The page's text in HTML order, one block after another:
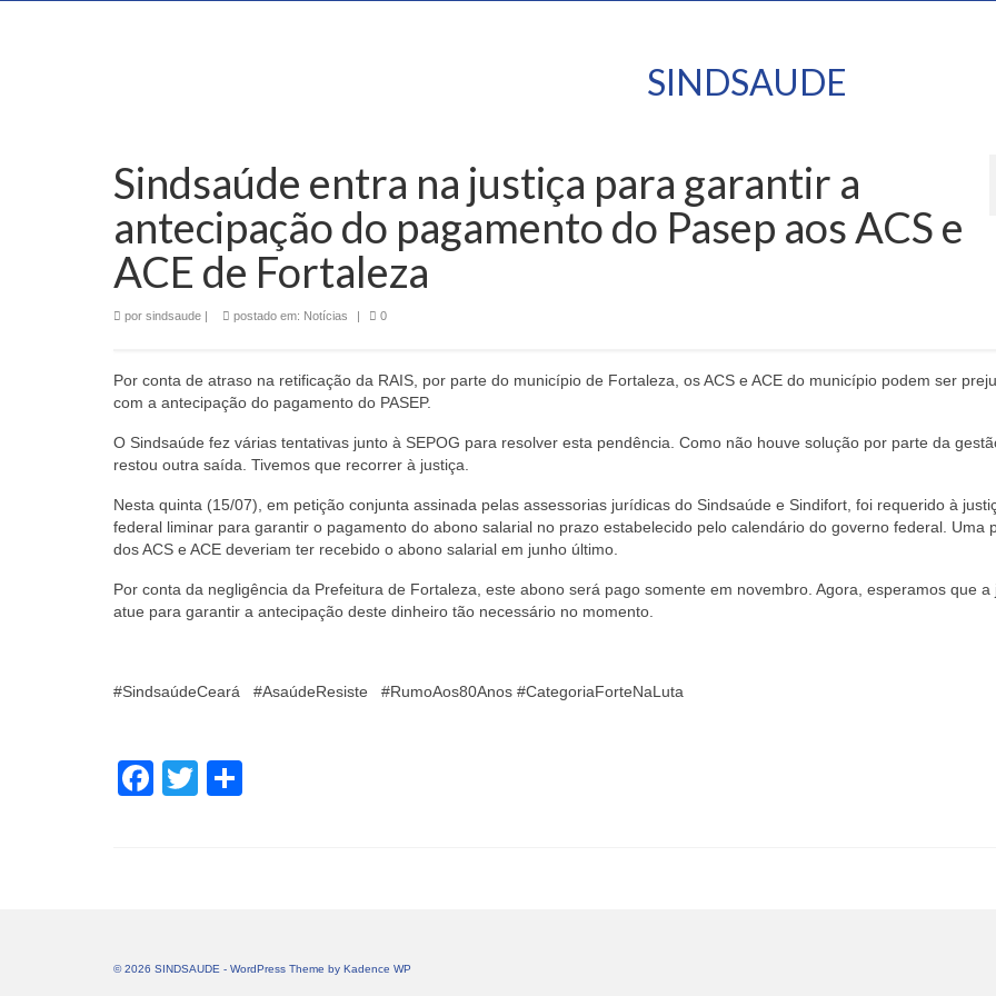
SINDSAUDE
Sindsaúde entra na justiça para garantir a
antecipação do pagamento do Pasep aos ACS e
ACE de Fortaleza
por sindsaude | postado em: Notícias | 0
Por conta de atraso na retificação da RAIS, por parte do município de Fortaleza, os ACS e ACE do município podem ser
com a antecipação do pagamento do PASEP.
O Sindsaúde fez várias tentativas junto à SEPOG para resolver esta pendência. Como não houve solução por parte da
restou outra saída. Tivemos que recorrer à justiça.
Nesta quinta (15/07), em petição conjunta assinada pelas assessorias jurídicas do Sindsaúde e Sindifort, foi requerido à
federal liminar para garantir o pagamento do abono salarial no prazo estabelecido pelo calendário do governo federal. Uma
dos ACS e ACE deveriam ter recebido o abono salarial em junho último.
Por conta da negligência da Prefeitura de Fortaleza, este abono será pago somente em novembro. Agora, esperamos que a
atue para garantir a antecipação deste dinheiro tão necessário no momento.
#SindsaúdeCeará #AsaúdeResiste #RumoAos80Anos #CategoriaForteNaLuta
Facebook
Twitter
© 2026 SINDSAUDE - WordPress Theme by Kadence WP